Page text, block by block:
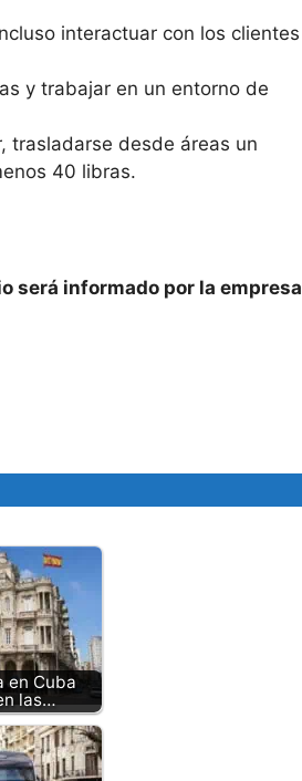
interactuar con los clientes
y trabajar en un entorno de
trasladarse desde áreas un
40 libras.
será informado por la empresa
en Cuba
las…